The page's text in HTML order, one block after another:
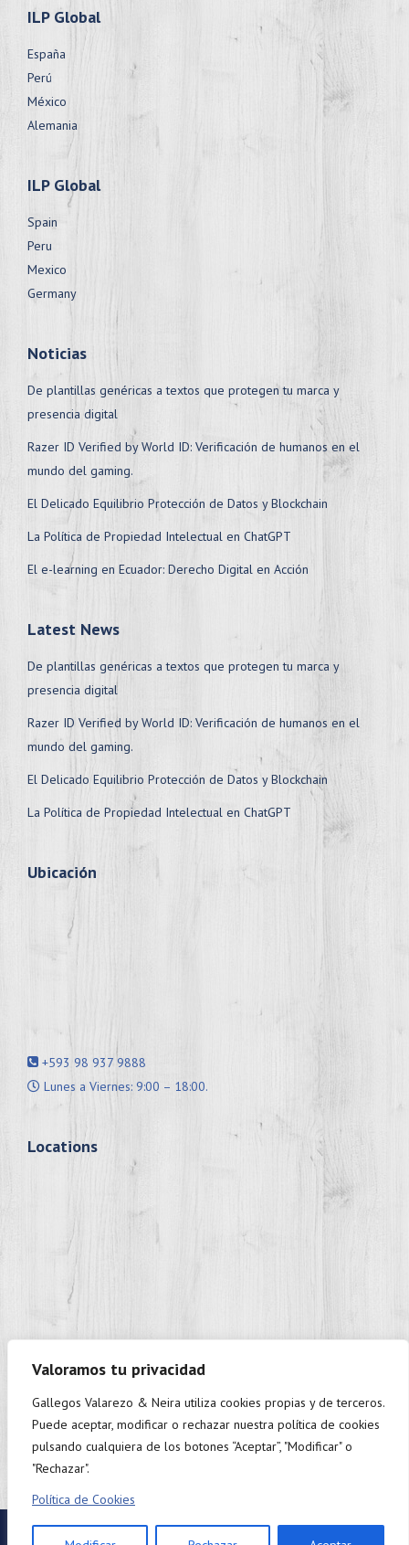
Valoramos tu privacidad
Gallegos Valarezo & Neira utiliza cookies propias y de terceros.
Puede aceptar, modificar o rechazar nuestra política de cookies
pulsando cualquiera de los botones “Aceptar”, "Modificar" o
"Rechazar".
Política de Cookies
ILP Global
España
Perú
México
Alemania
ILP Global
Spain
Peru
Mexico
Germany
Noticias
De plantillas genéricas a textos que protegen tu marca y
presencia digital
Razer ID Verified by World ID: Verificación de humanos en el
mundo del gaming.
El Delicado Equilibrio Protección de Datos y Blockchain
La Política de Propiedad Intelectual en ChatGPT
El e-learning en Ecuador: Derecho Digital en Acción
Latest News
De plantillas genéricas a textos que protegen tu marca y
presencia digital
Razer ID Verified by World ID: Verificación de humanos en el
mundo del gaming.
El Delicado Equilibrio Protección de Datos y Blockchain
La Política de Propiedad Intelectual en ChatGPT
Ubicación
+593 98 937 9888
Lunes a Viernes: 9:00 – 18:00.
Locations
+593 98 937 9888
Monday to Friday: 9:00 - 18:00.
Linkedin Facebook